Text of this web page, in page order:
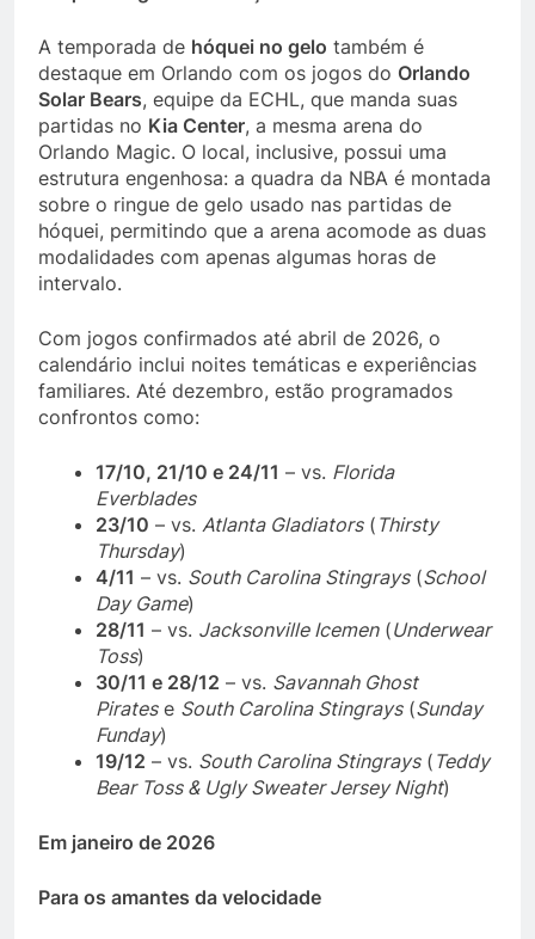
A temporada de hóquei no gelo também é
destaque em Orlando com os jogos do Orlando
Solar Bears, equipe da ECHL, que manda suas
partidas no Kia Center, a mesma arena do
Orlando Magic. O local, inclusive, possui uma
estrutura engenhosa: a quadra da NBA é montada
sobre o ringue de gelo usado nas partidas de
hóquei, permitindo que a arena acomode as duas
modalidades com apenas algumas horas de
intervalo.
Com jogos confirmados até abril de 2026, o
calendário inclui noites temáticas e experiências
familiares. Até dezembro, estão programados
confrontos como:
17/10, 21/10 e 24/11 – vs. Florida
Everblades
23/10 – vs. Atlanta Gladiators( Thirsty
Thursday)
4/11 – vs. South Carolina Stingrays(School
Day Game)
28/11 – vs. Jacksonville Icemen(Underwear
Toss)
30/11 e 28/12 – vs. Savannah Ghost
Piratese South Carolina Stingrays(Sunday
Funday)
19/12 – vs. South Carolina Stingrays( Teddy
Bear Toss & Ugly Sweater Jersey Night)
Em janeiro de 2026
Para os amantes da velocidade